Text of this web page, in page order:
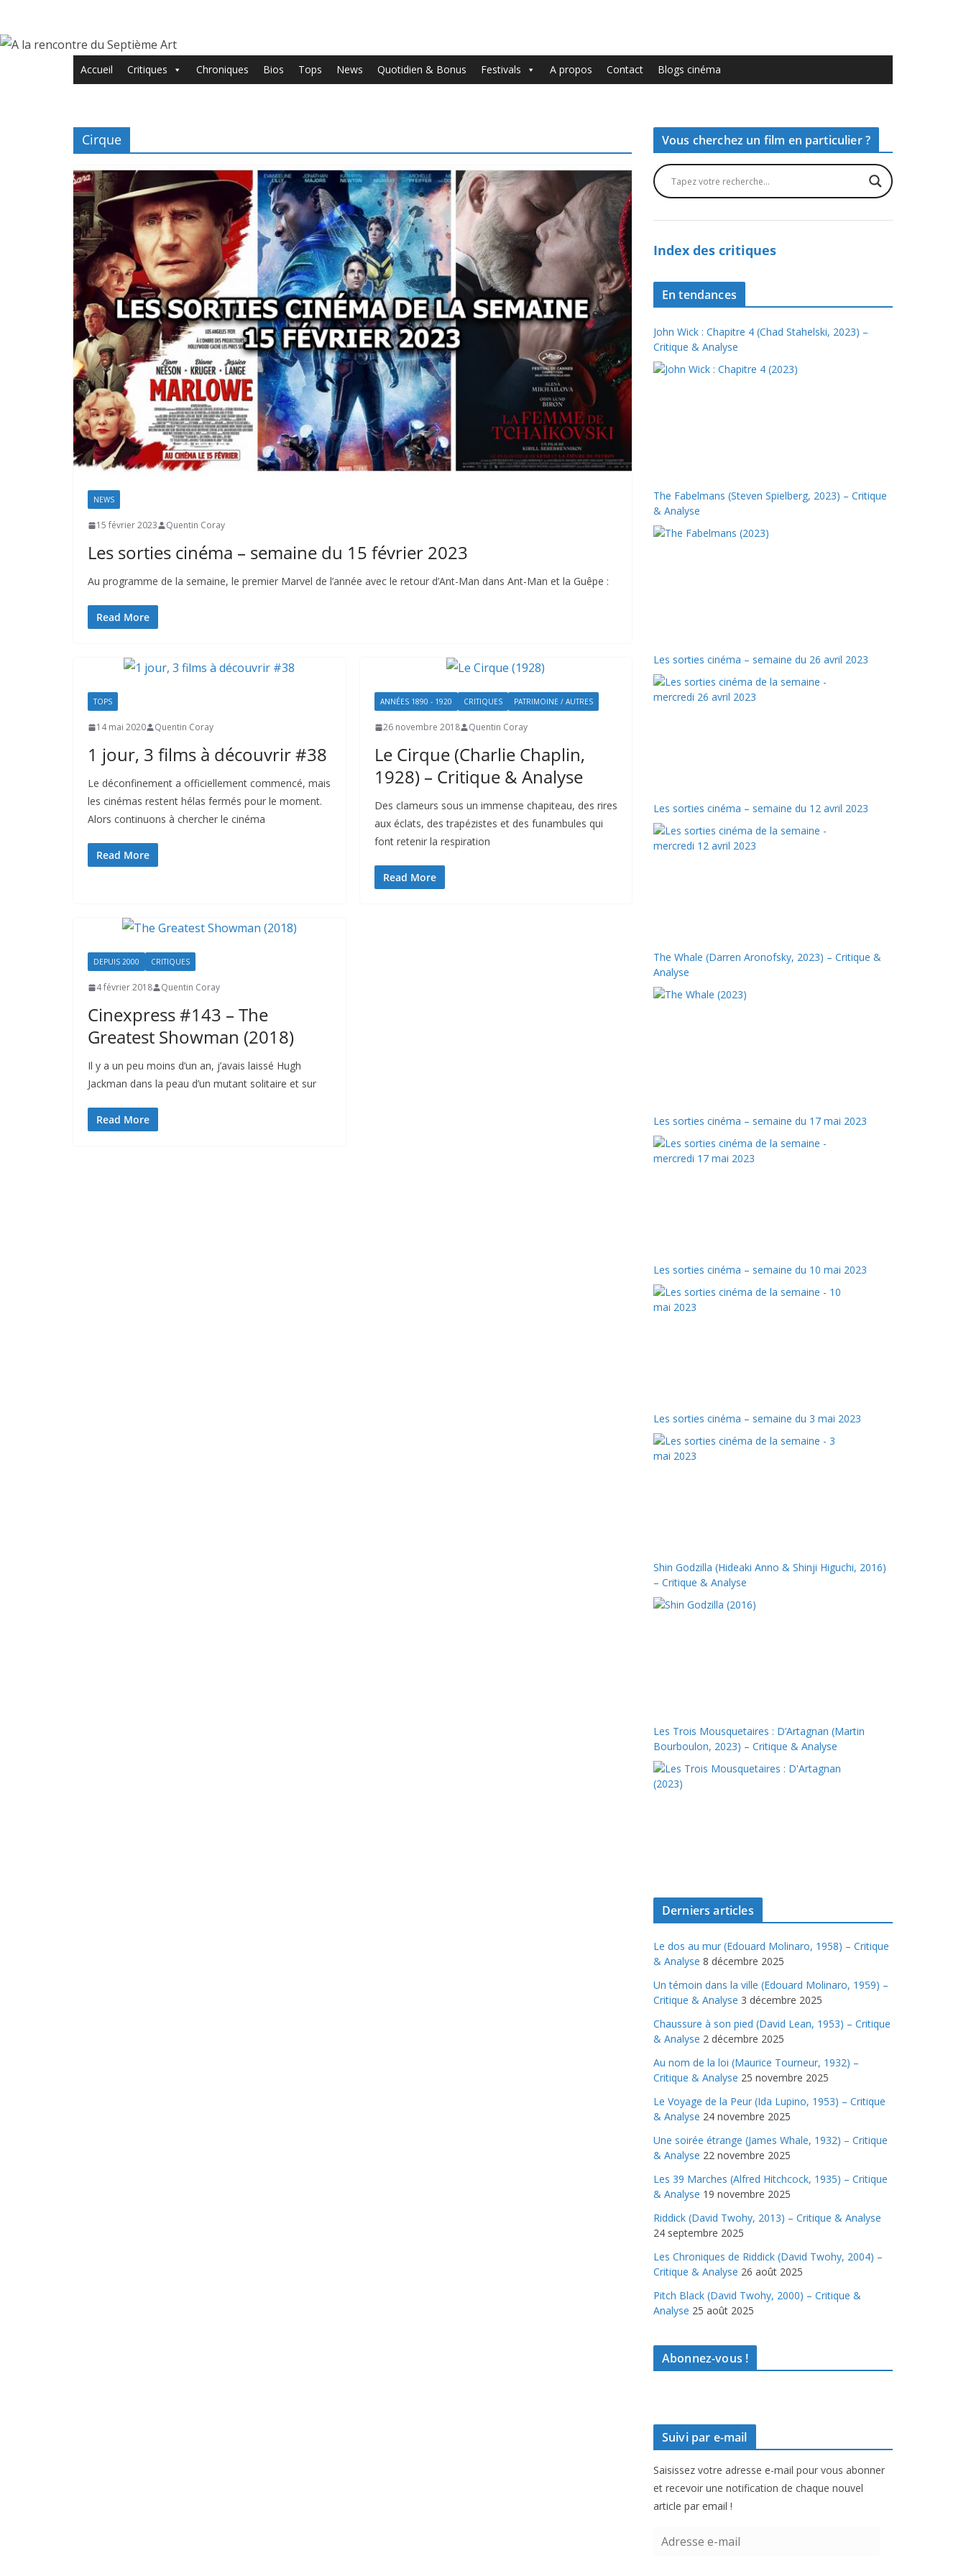
contenu
Accueil Critiques Chroniques Bios Tops News Quotidien & Bonus Festivals A propos Contact Blogs cinéma
Cirque
NEWS
15 février 2023 Quentin Coray
Les sorties cinéma – semaine du 15 février 2023
Au programme de la semaine, le premier Marvel de l’année avec le retour d’Ant-Man dans Ant-Man et la Guêpe :
Read More
TOPS
14 mai 2020 Quentin Coray
1 jour, 3 films à découvrir #38
Le déconfinement a officiellement commencé, mais
les cinémas restent hélas fermés pour le moment.
Alors continuons à chercher le cinéma
Read More
ANNÉES 1890 - 1920 CRITIQUES PATRIMOINE / AUTRES
26 novembre 2018 Quentin Coray
Le Cirque (Charlie Chaplin,
1928) – Critique & Analyse
Des clameurs sous un immense chapiteau, des rires
aux éclats, des trapézistes et des funambules qui
font retenir la respiration
Read More
DEPUIS 2000 CRITIQUES
4 février 2018 Quentin Coray
Cinexpress #143 – The
Greatest Showman (2018)
Il y a un peu moins d’un an, j’avais laissé Hugh
Jackman dans la peau d’un mutant solitaire et sur
Read More
Vous cherchez un film en particulier ?
Index des critiques
En tendances
John Wick : Chapitre 4 (Chad Stahelski, 2023) –
Critique & Analyse
The Fabelmans (Steven Spielberg, 2023) – Critique
& Analyse
Les sorties cinéma – semaine du 26 avril 2023
Les sorties cinéma – semaine du 12 avril 2023
The Whale (Darren Aronofsky, 2023) – Critique &
Analyse
Les sorties cinéma – semaine du 17 mai 2023
Les sorties cinéma – semaine du 10 mai 2023
Les sorties cinéma – semaine du 3 mai 2023
Shin Godzilla (Hideaki Anno & Shinji Higuchi, 2016)
– Critique & Analyse
Les Trois Mousquetaires : D’Artagnan (Martin
Bourboulon, 2023) – Critique & Analyse
Derniers articles
Le dos au mur (Edouard Molinaro, 1958) – Critique
& Analyse 8 décembre 2025
Un témoin dans la ville (Edouard Molinaro, 1959) –
Critique & Analyse 3 décembre 2025
Chaussure à son pied (David Lean, 1953) – Critique
& Analyse 2 décembre 2025
Au nom de la loi (Maurice Tourneur, 1932) –
Critique & Analyse 25 novembre 2025
Le Voyage de la Peur (Ida Lupino, 1953) – Critique
& Analyse 24 novembre 2025
Une soirée étrange (James Whale, 1932) – Critique
& Analyse 22 novembre 2025
Les 39 Marches (Alfred Hitchcock, 1935) – Critique
& Analyse 19 novembre 2025
Riddick (David Twohy, 2013) – Critique & Analyse
24 septembre 2025
Les Chroniques de Riddick (David Twohy, 2004) –
Critique & Analyse 26 août 2025
Pitch Black (David Twohy, 2000) – Critique &
Analyse 25 août 2025
Abonnez-vous !
Suivi par e-mail
Saisissez votre adresse e-mail pour vous abonner
et recevoir une notification de chaque nouvel
article par email !